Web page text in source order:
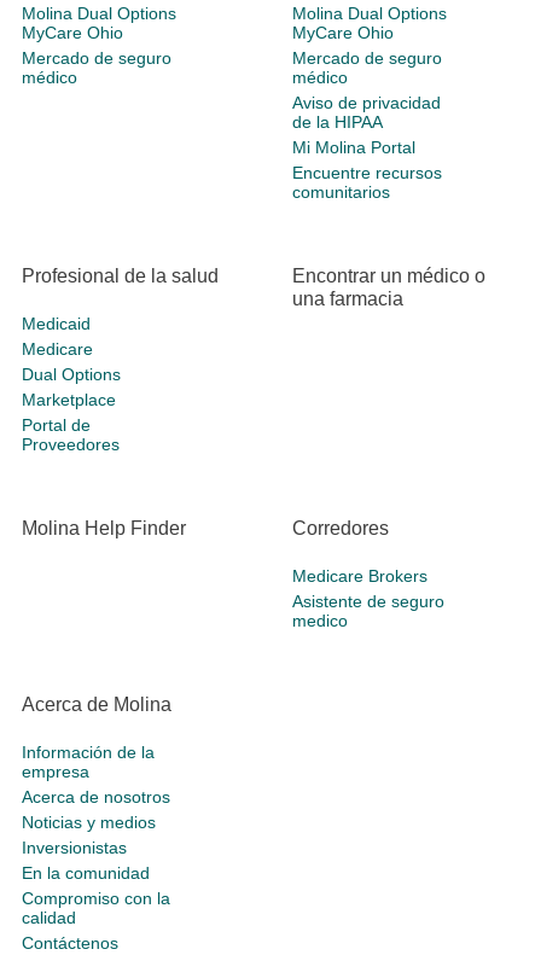
Molina Dual Options
MyCare Ohio
Mercado de seguro
médico
Molina Dual Options
MyCare Ohio
Mercado de seguro
médico
Aviso de privacidad
de la HIPAA
Mi Molina Portal
Encuentre recursos
comunitarios
Profesional de la salud
Medicaid
Medicare
Dual Options
Marketplace
Portal de
Proveedores
Encontrar un médico o
una farmacia
Molina Help Finder Corredores
Medicare Brokers
Asistente de seguro
medico
Acerca de Molina
Información de la
empresa
Acerca de nosotros
Noticias y medios
Inversionistas
En la comunidad
Compromiso con la
calidad
Contáctenos